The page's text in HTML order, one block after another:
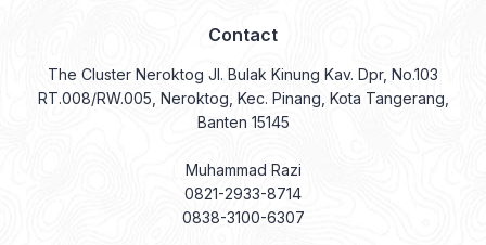
Contact
The Cluster Neroktog Jl. Bulak Kinung Kav. Dpr, No.103
RT.008/RW.005, Neroktog, Kec. Pinang, Kota Tangerang,
Banten 15145
Muhammad Razi
0821-2933-8714
0838-3100-6307